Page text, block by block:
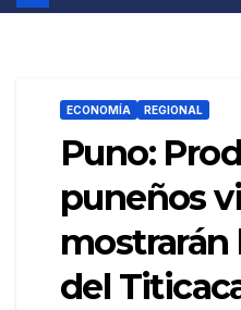
ECONOMÍA REGIONAL
Puno:
puneños
mostrarán
del